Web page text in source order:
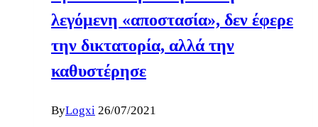
λεγόμενη «αποστασία», δεν έφερε
την δικτατορία, αλλά την
καθυστέρησε
ByLogxi 26/07/2021